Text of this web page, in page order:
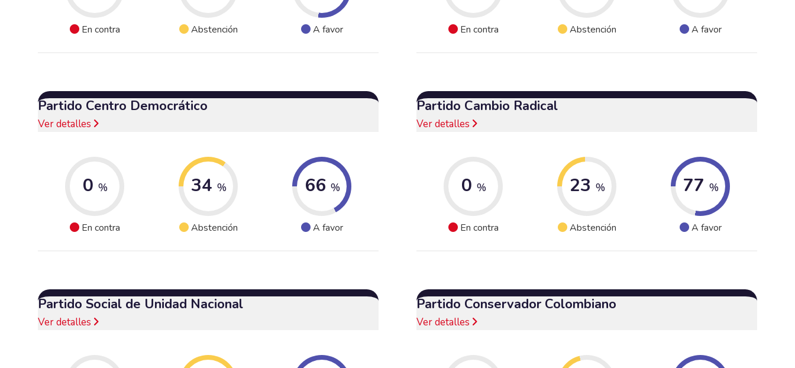
En contra Abstención A favor En contra Abstención A favor
Partido Centro Democrático
Ver detalles
0 %
En contra
34 %
Abstención
66 %
A favor
Partido Cambio Radical
Ver detalles
0 %
En contra
23 %
Abstención
77 %
A favor
Partido Social de Unidad Nacional
Ver detalles
Partido Conservador Colombiano
Ver detalles